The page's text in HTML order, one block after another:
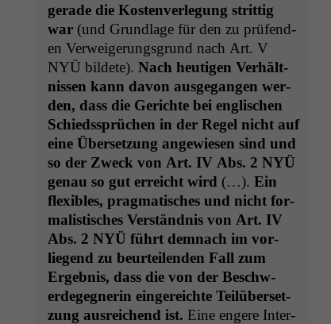
ger­ade die Kosten­ver­legung strit­tig
war(und Grund­lage für den zu prüfend­
en Ver­weigerungs­grund nach Art. V
NYÜ bildete). Nach heuti­gen Ver­hält­
nis­sen kann davon aus­ge­gan­gen wer­
den, dass die Gerichte bei englis­chen
Schiedssprüchen in der Regel nicht auf
eine Über­set­zung angewiesen sind und
so der Zweck von Art. IVAbs. 2 NYÜ
genau so gut erre­icht wird (…). Ein
flex­i­bles, prag­ma­tis­ches und nicht for­
mal­is­tis­ches Ver­ständ­nis von Art. IV
Abs. 2 NYÜ führt dem­nach im vor­
liegend zu beurteilen­den Fall zum
Ergeb­nis, dass die von der Beschw­
erdegeg­ner­in ein­gere­ichte Teilüber­set­
zung aus­re­ichend ist. Eine engere Inter­